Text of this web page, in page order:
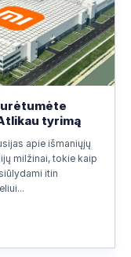
tyrimą
apie išmaniųjų
milžinai, tokie kaip
itin